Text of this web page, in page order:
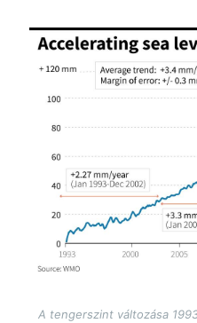
Image
A tengerszint változása